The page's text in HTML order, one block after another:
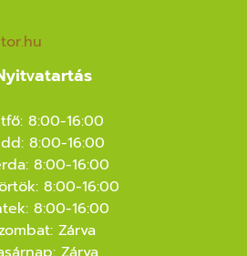
8:00-16:00
8:00-16:00
8:00-16:00
8:00-16:00
8:00-16:00
Zárva